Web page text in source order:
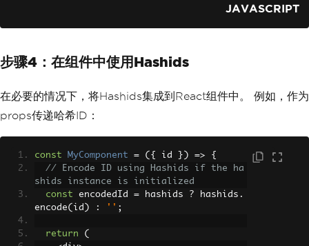
JAVASCRIPT
步骤4：在组件中使用Hashids
在必要的情况下，将Hashids集成到React组件中。 例如，作为
props传递哈希ID：
const MyComponent = ({ id }) =>
{
// Encode ID using Hashids if the ha
shids instance is initialized
const encodedId = hashids ? hashids .
encode( id ) : '' ;
return
(